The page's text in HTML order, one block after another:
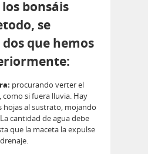
bonsáis
se
que hemos
procurando verter el
como si fuera lluvia. Hay
hojas al sustrato, mojando
cantidad de agua debe
que la maceta la expulse